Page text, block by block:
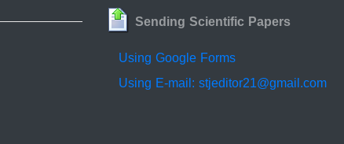
Sending Scientific Papers
Using Google Forms
Using E-mail: stjeditor21@gmail.com